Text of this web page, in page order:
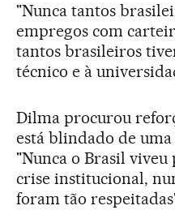
"Nunca tantos
empregos com
tantos brasileiros
técnico e à
Dilma procurou
está blindado de
"Nunca o Brasil
crise institucional,
foram tão